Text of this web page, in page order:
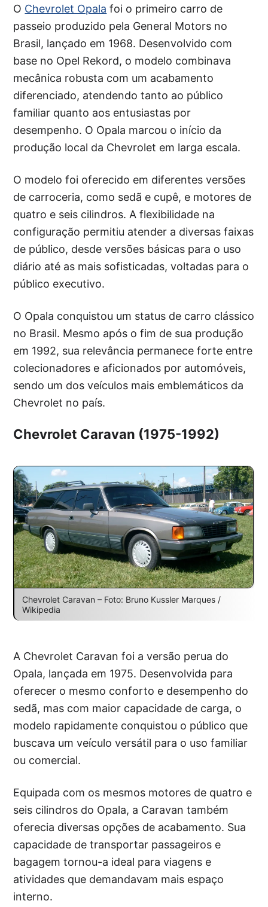
O Chevrolet Opala foi o primeiro carro de
passeio produzido pela General Motors no
Brasil, lançado em 1968. Desenvolvido com
base no Opel Rekord, o modelo combinava
mecânica robusta com um acabamento
diferenciado, atendendo tanto ao público
familiar quanto aos entusiastas por
desempenho. O Opala marcou o início da
produção local da Chevrolet em larga escala.
O modelo foi oferecido em diferentes versões
de carroceria, como sedã e cupê, e motores de
quatro e seis cilindros. A flexibilidade na
configuração permitiu atender a diversas faixas
de público, desde versões básicas para o uso
diário até as mais sofisticadas, voltadas para o
público executivo.
O Opala conquistou um status de carro clássico
no Brasil. Mesmo após o fim de sua produção
em 1992, sua relevância permanece forte entre
colecionadores e aficionados por automóveis,
sendo um dos veículos mais emblemáticos da
Chevrolet no país.
Chevrolet Caravan (1975-1992)
Chevrolet Caravan – Foto: Bruno Kussler Marques /
Wikipedia
A Chevrolet Caravan foi a versão perua do
Opala, lançada em 1975. Desenvolvida para
oferecer o mesmo conforto e desempenho do
sedã, mas com maior capacidade de carga, o
modelo rapidamente conquistou o público que
buscava um veículo versátil para o uso familiar
ou comercial.
Equipada com os mesmos motores de quatro e
seis cilindros do Opala, a Caravan também
oferecia diversas opções de acabamento. Sua
capacidade de transportar passageiros e
bagagem tornou-a ideal para viagens e
atividades que demandavam mais espaço
interno.